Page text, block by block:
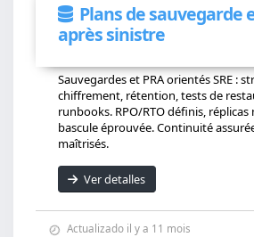
Plans de sauvegarde
après sinistre
Sauvegardes et PRA orientés SRE :
chiffrement, rétention, tests de
runbooks. RPO/RTO définis,
bascule éprouvée. Continuité
maîtrisés.
Ver detalles
Actualizado il y a 11 mois